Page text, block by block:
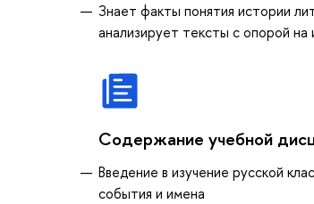
Знает факты понятия истории
анализирует тексты с опорой
Содержание учебной
Введение в изучение русской
события и имена